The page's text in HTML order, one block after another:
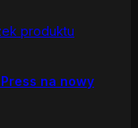
na nowy